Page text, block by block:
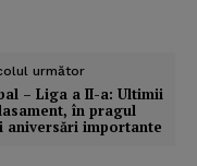
următor
– Liga a II-a: Ultimii
în pragul
aniversări importante